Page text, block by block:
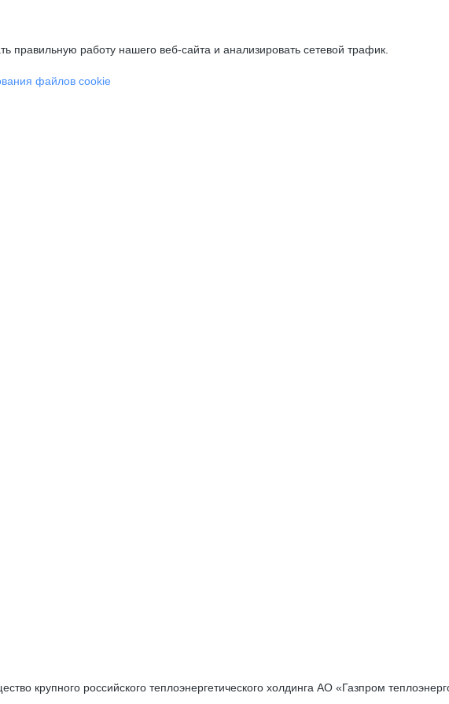
работу нашего веб-сайта и анализировать сетевой трафик.
файлов cookie
крупного российского теплоэнергетического холдинга АО «Газпром